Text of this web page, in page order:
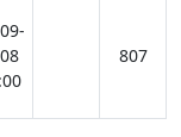
807